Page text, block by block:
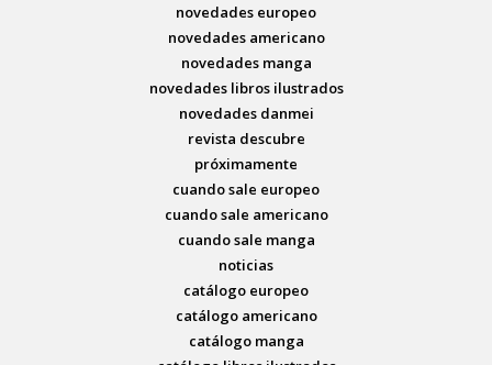
novedades europeo
novedades americano
novedades manga
novedades libros ilustrados
novedades danmei
revista descubre
próximamente
cuando sale europeo
cuando sale americano
cuando sale manga
noticias
catálogo europeo
catálogo americano
catálogo manga